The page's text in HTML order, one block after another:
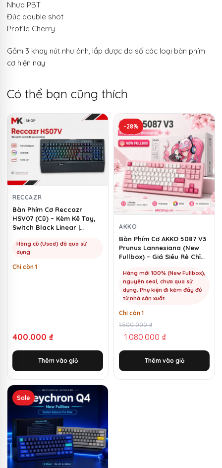
Nhựa PBT
Đúc double shot
Profile Cherry
Gồm 3 khay nút như ảnh, lắp được đa số các loại bàn phím
cơ hiện nay
Có thể bạn cũng thích
RECCAZR
Bàn Phím Cơ Reccazr
HSV07 (Cũ) – Kèm Kê Tay,
Switch Black Linear |
Hàng cũ (Used) đã qua sử
dụng
Chỉ còn 1
400.000 ₫
Thêm vào giỏ
-28%
AKKO
Bàn Phím Cơ AKKO 5087 V3
Prunus Lannesiana (New
Fullbox) – Giá Siêu Rẻ Chỉ
Hàng mới 100% (New Fullbox),
nguyên seal, chưa qua sử
dụng. Phụ kiện đi kèm đầy đủ
từ nhà sản xuất.
Chỉ còn 1
1.500.000₫
Giá
gốc
là:
1.500.000 ₫.
1.080.000 ₫
Giá
hiện
tại
là:
1.080.000 ₫.
Thêm vào giỏ
Sale
Sản
phẩm
có
nhiều
biến
thể.